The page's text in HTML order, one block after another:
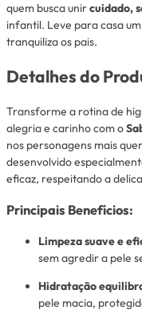
quem busca unircuidado,
infantil. Leve para casa
tranquiliza os pais.
Detalhes do
Transforme a rotina de
alegria e carinho com o
nos personagens mais
desenvolvido
eficaz, respeitando a
Principais Benefícios:
Limpeza suave e
sem agredir a pele
Hidratação
pele macia,